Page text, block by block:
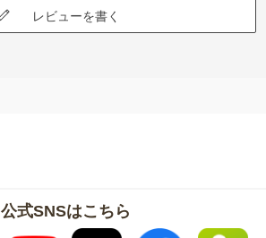
レビューを書く
公式SNSはこちら